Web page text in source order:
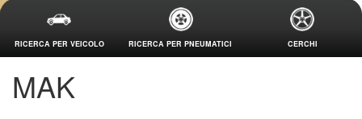
RICERCA PER VEICOLO RICERCA PER PNEUMATICI CERCHI
MAK